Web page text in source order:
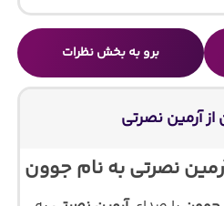
برو به بخش نظرات
آرمین نصرتی
نصرتی به نام جوون